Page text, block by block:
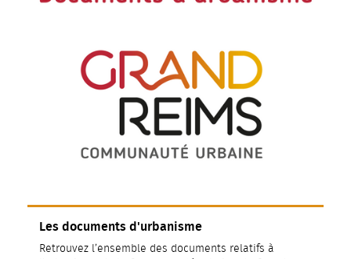
Les documents d'urbanisme
Retrouvez l’ensemble des documents relatifs à